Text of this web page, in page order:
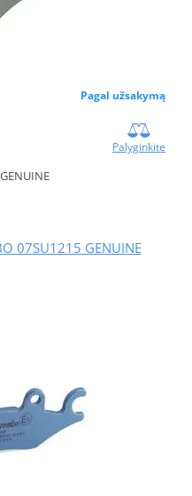
Pagal užsakymą
Palyginkite
07SU1215 GENUINE